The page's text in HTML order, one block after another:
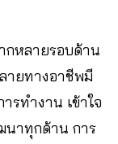
กหลายรอบด้าน
ายทางอาชีพมี
รทำงาน เข้าใจ
นาทุกด้าน การ